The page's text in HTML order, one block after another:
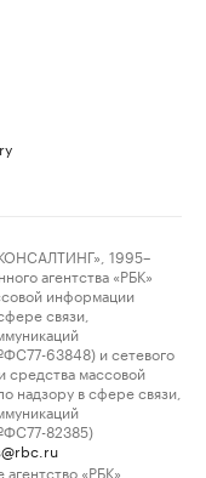
1995–
агентства «РБК»
информации
связи,
63848) и сетевого
средства массовой
надзору в сфере связи,
82385)
«РБК».